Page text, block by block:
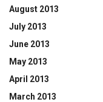
August 2013
July 2013
June 2013
May 2013
April 2013
March 2013